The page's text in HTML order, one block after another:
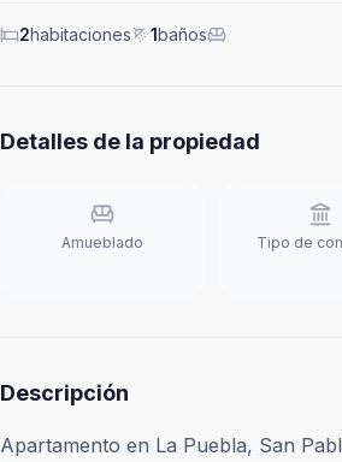
2habitaciones 1baños
Detalles de la propiedad
Amueblado Tipo de
Descripción
Apartamento en La Puebla, San